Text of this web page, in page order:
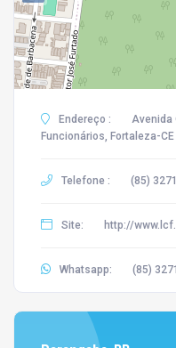
Endereço :
Avenida
Funcionários, Fortaleza-
Telefone : (85)
Site: http://
Whatsapp: (85)